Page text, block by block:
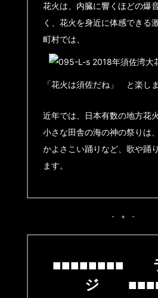
花火は、内臓に響くほどの爆
く、花火を身近に体感できる
町村では、
「花火は須佐だね」 と楽し
近年では、日本有数の地方花
小さな田舎の海の神の祭りは
かよさこい踊りなど、歌や踊
ます。
- + -
■■■■■■■■
ジ